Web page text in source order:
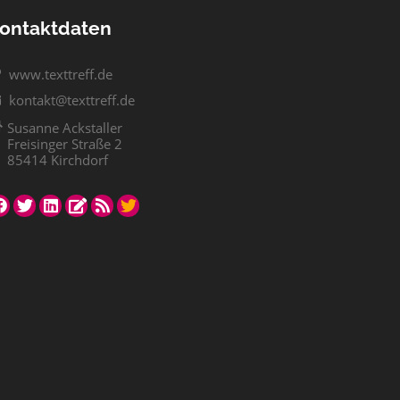
www.texttreff.de
kontakt@texttreff.de
Susanne Ackstaller
Freisinger Straße 2
85414 Kirchdorf